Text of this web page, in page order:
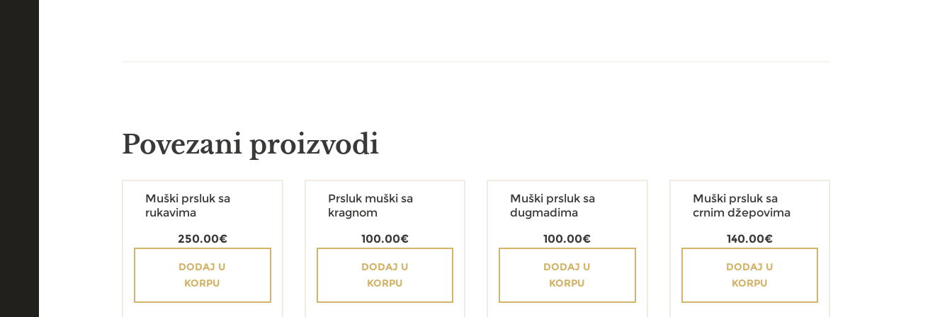
Povezani proizvodi
Muški prsluk sa
rukavima
250.00€
DODAJ U
KORPU
Prsluk muški sa
kragnom
100.00€
DODAJ U
KORPU
Muški prsluk sa
dugmadima
100.00€
DODAJ U
KORPU
Muški prsluk sa
crnim džepovima
140.00€
DODAJ U
KORPU